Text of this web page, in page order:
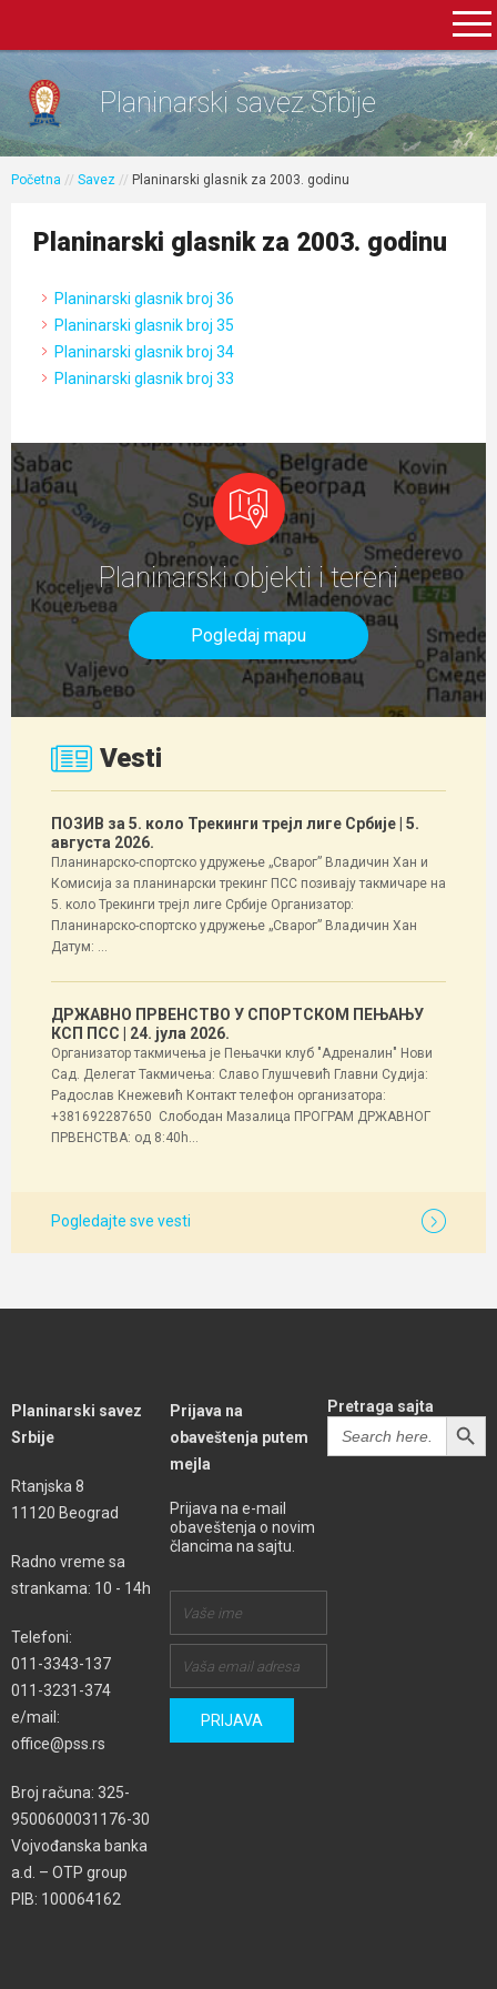
Planinarski savez Srbije
Početna // Savez // Planinarski glasnik za 2003. godinu
Planinarski glasnik za 2003. godinu
Planinarski glasnik broj 36
Planinarski glasnik broj 35
Planinarski glasnik broj 34
Planinarski glasnik broj 33
Planinarski objekti i tereni
Pogledaj mapu
Vesti
ПОЗИВ за 5. коло Трекинги трејл лиге Србије | 5.
августа 2026.
Планинарско-спортско удружење „Сварог” Владичин Хан и
Комисија за планинарски трекинг ПСС позивају такмичаре на
5. коло Трекинги трејл лиге Србије Организатор:
Планинарско-спортско удружење „Сварог” Владичин Хан
Датум: ...
ДРЖАВНО ПРВЕНСТВО У СПОРТСКОМ ПЕЊАЊУ
КСП ПСС
| 24. јула 2026.
Организатор такмичења је Пењачки клуб "Адреналин" Нови
Сад. Делегат Такмичења: Славо Глушчевић Главни Судија:
Радослав Кнежевић Контакт телефон организатора:
+381692287650 Слободан Мазалица ПРОГРАМ ДРЖАВНОГ
ПРВЕНСТВА: од 8:40h...
Pogledajte sve vesti
Planinarski savez
Srbije
Rtanjska 8
11120 Beograd
Radno vreme sa
strankama: 10 - 14h
Telefoni:
011-3343-137
011-3231-374
e/mail:
office@pss.rs
Broj računa: 325-
9500600031176-30
Vojvođanska banka
a.d. – OTP group
PIB: 100064162
Prijava na
obaveštenja putem
mejla
Prijava na e-mail
obaveštenja o novim
člancima na sajtu.
Pretraga sajta
Search
for:
SEARCH